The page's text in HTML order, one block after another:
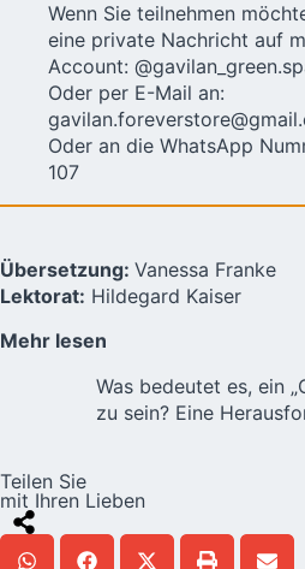
Wenn Sie teilnehmen
eine private Nachricht auf
Account:
Oder per E-Mail an:
Oder an die WhatsApp
107
Übersetzung: Vanessa Franke
Lektorat: Hildegard Kaiser
Mehr lesen
Was bedeutet es, ein
zu sein? Eine
Teilen Sie
mit Ihren Lieben